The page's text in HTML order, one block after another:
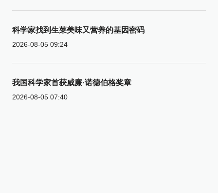
科学家找到生菜美味又营养的基因密码
2026-08-05 09:24
我国科学家首获威廉·诺德伯格奖章
2026-08-05 07:40